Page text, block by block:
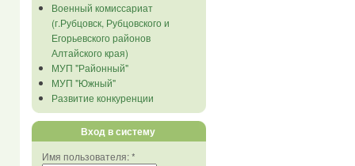
Военный комиссариат
(г.Рубцовск, Рубцовского и
Егорьевского районов
Алтайского края)
МУП "Районный"
МУП "Южный"
Развитие конкуренции
Вход в систему
Имя пользователя:*